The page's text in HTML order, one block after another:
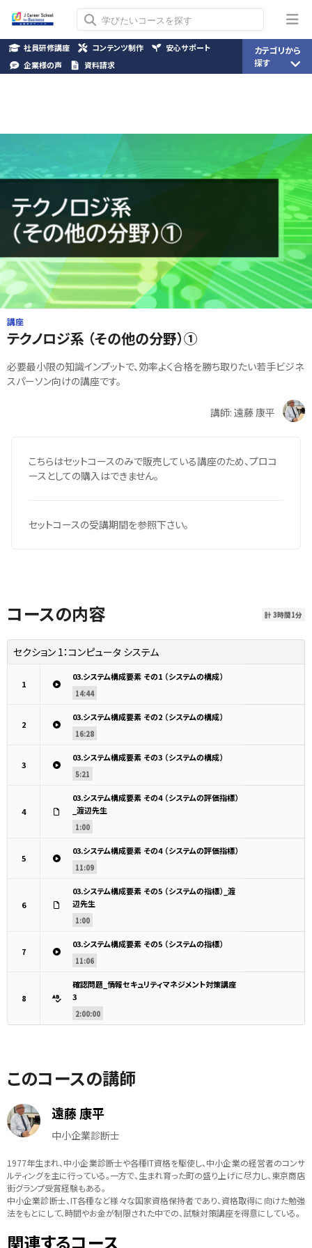
講座
テクノロジ系 （その他の分野）①
必要最小限の知識インプットで、効率よく合格を勝ち取りたい若手ビジネ
スパーソン向けの講座です。
講師: 遠藤 康平
こちらはセットコースのみで販売している講座のため、プロコ
ースとしての購入はできません。
セットコースの受講期間を参照下さい。
コースの内容 計 3時間1分
セクション 1：コンピュータ システム
1
03.システム構成要素 その1 （システムの構成）
14:44
2
03.システム構成要素 その2 （システムの構成）
16:28
3
03.システム構成要素 その3 （システムの構成）
5:21
4
03.システム構成要素 その4 （システムの評価指標）
_渡辺先生
1:00
5
03.システム構成要素 その4 （システムの評価指標）
11:09
6
03.システム構成要素 その5 （システムの指標）_渡
辺先生
1:00
7
03.システム構成要素 その5 （システムの指標）
11:06
8
確認問題_情報セキュリティマネジメント対策講座
3
2:00:00
このコースの講師
遠藤 康平
中小企業診断士
1977年生まれ、中小企業診断士や各種IT資格を駆使し、中小企業の経営者のコンサ
ルティングを主に行っている。一方で、生まれ育った町の盛り上げに尽力し、東京商店
街グランプ受賞経験もある。
中小企業診断士、IT各種など様々な国家資格保持者であり、資格取得に向けた勉強
法をもとにして、時間やお金が制限された中での、試験対策講座を得意にしている。
関連するコース
社員研修講座 コンテンツ制作
安心サポート
企業様の声
資料請求
カテゴリから
探す